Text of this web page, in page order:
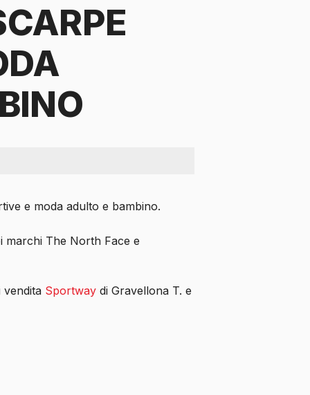
e moda adulto e bambino.
marchi The North Face e
vendita Sportwaydi Gravellona T. e